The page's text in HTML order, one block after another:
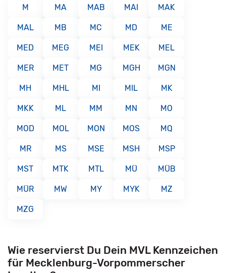
M MA MAB MAI MAK
MAL MB MC MD ME
MED MEG MEI MEK MEL
MER MET MG MGH MGN
MH MHL MI MIL MK
MKK ML MM MN MO
MOD MOL MON MOS MQ
MR MS MSE MSH MSP
MST MTK MTL MÜ MÜB
MÜR MW MY MYK MZ
MZG
Wie reservierst Du Dein MVL Kennzeichen
für Mecklenburg-Vorpommerscher